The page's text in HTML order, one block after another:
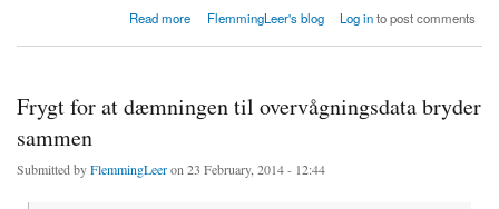
Read more
about Klimaforskernes computermodeller kan ikke følge med klimaet på Arktis
FlemmingLeer's blog Log into post comments
Frygt for at dæmningen til overvågningsdata bryder
sammen
Submitted byFlemmingLeeron 23 February, 2014 - 12:44